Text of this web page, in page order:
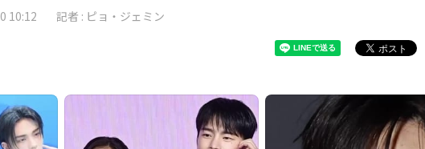
10:12 記者 : ピョ・ジェミン